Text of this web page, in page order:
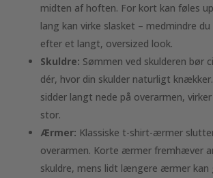
midten af hoften. For kort kan føles
lang kan virke slasket – medmindre
efter et langt, oversized look.
Skuldre: Sømmen ved skulderen bør
dér, hvor din skulder naturligt
sidder langt nede på overarmen,
stor.
Ærmer: Klassiske t-shirt-ærmer
overarmen. Korte ærmer fremhæver
skuldre, mens lidt længere ærmer kan